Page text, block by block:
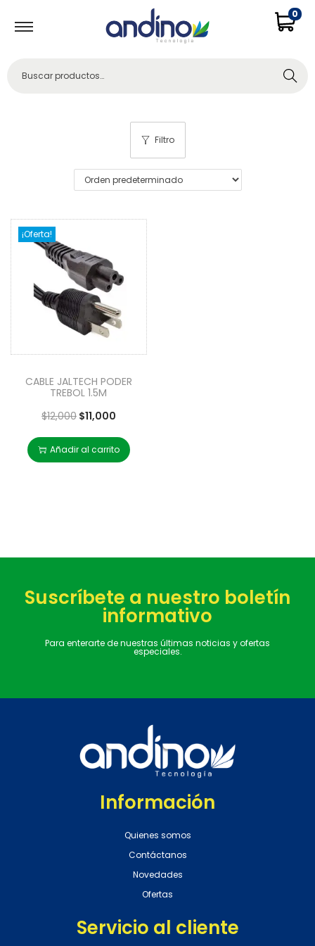
0
Buscar
Filtro
¡Oferta!
CABLE JALTECH PODER
TREBOL 1.5M
$12,000 $11,000
Añadir al carrito
Suscríbete a nuestro boletín
informativo
Para enterarte de nuestras últimas noticias y ofertas
especiales.
Información
Quienes somos
Contáctanos
Novedades
Ofertas
Servicio al cliente